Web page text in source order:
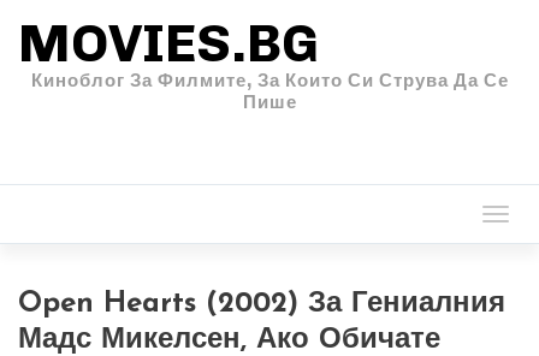
MOVIES.BG
Киноблог За Филмите, За Които Си Струва Да Се
Пише
Open Hearts (2002) За Гениалния
Мадс Микелсен, Ако Обичате